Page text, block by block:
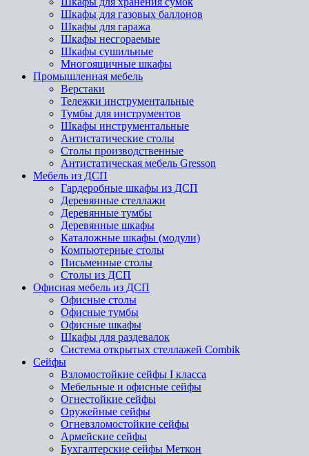
Шкафы для газовых баллонов
Шкафы для гаража
Шкафы несгораемые
Шкафы сушильные
Многоящичные шкафы
Промышленная мебель
Верстаки
Тележки инструментальные
Тумбы для инструментов
Шкафы инструментальные
Антистатические столы
Столы производственные
Антистатическая мебель Gresson
Мебель из ДСП
Гардеробные шкафы из ДСП
Деревянные стеллажи
Деревянные тумбы
Деревянные шкафы
Каталожные шкафы (модули)
Компьютерные столы
Письменные столы
Столы из ДСП
Офисная мебель из ДСП
Офисные столы
Офисные тумбы
Офисные шкафы
Шкафы для раздевалок
Система открытых стеллажей Combik
Сейфы
Взломостойкие сейфы I класса
Мебельные и офисные сейфы
Огнестойкие сейфы
Оружейные сейфы
Огневзломостойкие сейфы
Армейские сейфы
Бухгалтерские сейфы Меткон